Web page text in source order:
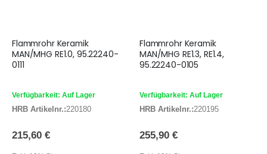
Flammrohr Keramik
MAN/MHG RE1.0, 95.22240-
0111
Verfügbarkeit: Auf Lager
HRB Artikelnr.:220180
215,60 €
Flammrohr Keramik
MAN/MHG RE1.3, RE1.4,
95.22240-0105
Verfügbarkeit: Auf Lager
HRB Artikelnr.:220195
255,90 €